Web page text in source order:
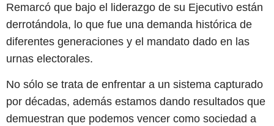
Remarcó que bajo el liderazgo de su Ejecutivo están
derrotándola, lo que fue una demanda histórica de
diferentes generaciones y el mandato dado en las
urnas electorales.
No sólo se trata de enfrentar a un sistema capturado
por décadas, además estamos dando resultados que
demuestran que podemos vencer como sociedad a